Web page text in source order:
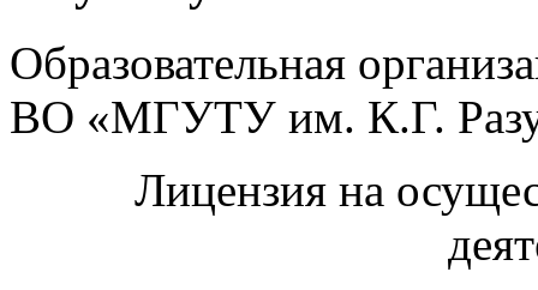
Образовательная
ВО «МГУТУ им. К.Г.
Лицензия на